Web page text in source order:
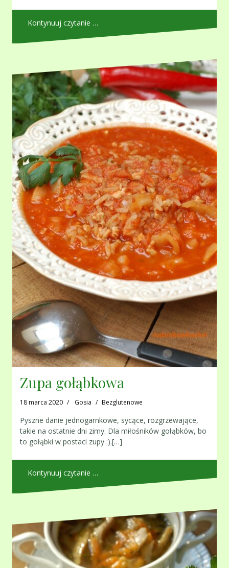
Kontynuuj czytanie …
Zupa gołąbkowa
18 marca 2020 Gosia Bezglutenowe
Pyszne danie jednogarnkowe, sycące, rozgrzewające,
takie na ostatnie dni zimy. Dla miłośników gołąbków, bo
to gołąbki w postaci zupy :).[…]
Kontynuuj czytanie …